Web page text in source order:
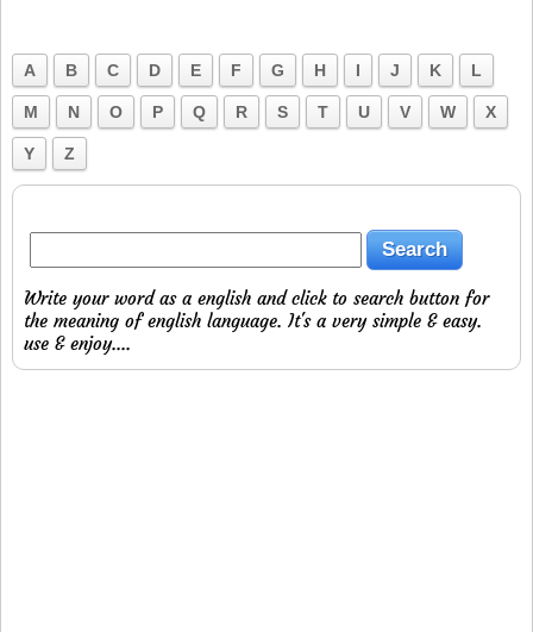
A B C D E F G H I J K L
M N O P Q R S T U V W X
Y Z
Write your word as a english and click to search button for
the meaning of english language. It's a very simple & easy.
use & enjoy....